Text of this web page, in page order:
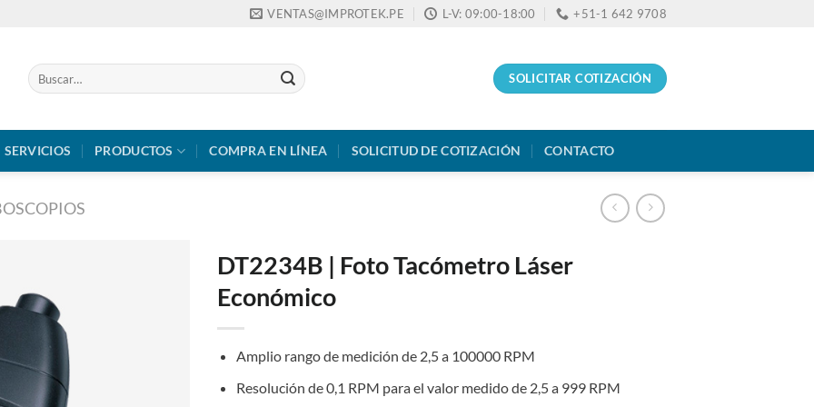
VENTAS@IMPROTEK.PE L-V: 09:00-18:00 +51-1 642 9708
Buscar
por:
SOLICITAR COTIZACIÓN
SERVICIOS PRODUCTOS COMPRA EN LÍNEA SOLICITUD DE COTIZACIÓN CONTACTO
DT2234B | Foto Tacómetro Láser
Económico
Amplio rango de medición de 2,5 a 100000 RPM
Resolución de 0,1 RPM para el valor medido de 2,5 a 999 RPM